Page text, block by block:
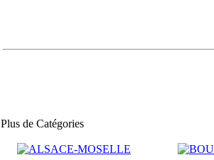
Plus de Catégories